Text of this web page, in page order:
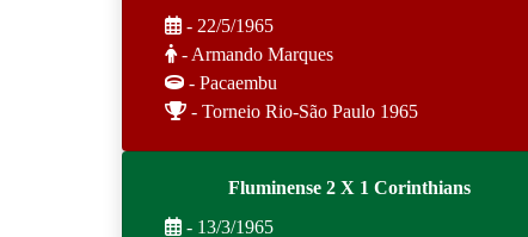
- 22/5/1965
- Armando Marques
- Pacaembu
- Torneio Rio-São Paulo 1965
Fluminense 2 X 1 Corinthians
- 13/3/1965